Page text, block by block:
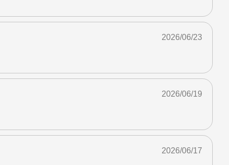
2026/06/23
2026/06/19
2026/06/17